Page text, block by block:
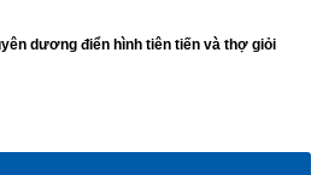
dương điển hình tiên tiến và thợ giỏi